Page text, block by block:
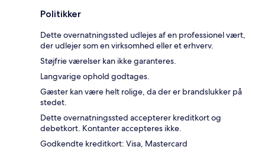
Politikker
Dette overnatningssted udlejes af en professionel vært,
der udlejer som en virksomhed eller et erhverv.
Støjfrie værelser kan ikke garanteres.
Langvarige ophold godtages.
Gæster kan være helt rolige, da der er brandslukker på
stedet.
Dette overnatningssted accepterer kreditkort og
debetkort. Kontanter accepteres ikke.
Godkendte kreditkort: Visa, Mastercard